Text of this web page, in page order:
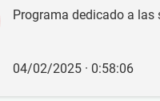
Programa dedicado a
04/02/2025 · 0:58:06